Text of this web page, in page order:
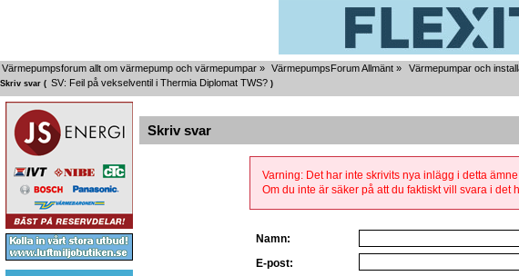
Värmepumpsforum allt om värmepump och värmepumpar » VärmepumpsForum Allmänt » Värmepumpar och
Skriv svar ( SV: Feil på vekselventil i Thermia Diplomat TWS? )
Skriv svar
Varning: Det har inte skrivits nya inlägg i detta
Om du inte är säker på att du faktiskt vill svara i det
Namn:
E-post: